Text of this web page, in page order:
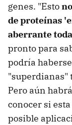
genes. "Esto
de proteínas
aberrante
pronto para
podría
"superdianas"
Pero aún
conocer si
posible